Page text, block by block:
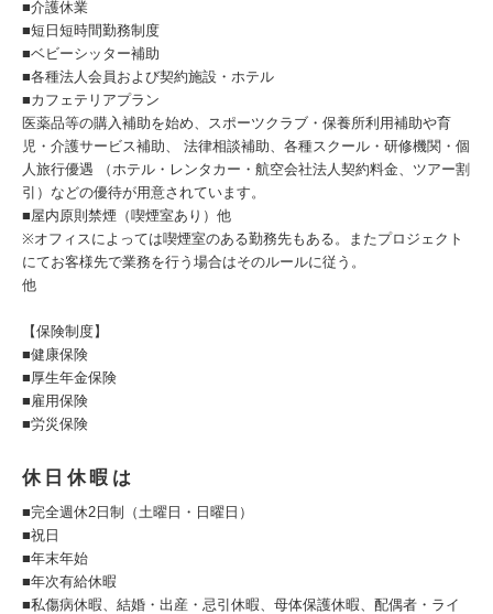
■介護休業
■短日短時間勤務制度
■ベビーシッター補助
■各種法人会員および契約施設・ホテル
■カフェテリアプラン
医薬品等の購入補助を始め、スポーツクラブ・保養所利用補助や育
児・介護サービス補助、 法律相談補助、各種スクール・研修機関・個
人旅行優遇 （ホテル・レンタカー・航空会社法人契約料金、ツアー割
引）などの優待が用意されています。
■屋内原則禁煙（喫煙室あり）他
※オフィスによっては喫煙室のある勤務先もある。またプロジェクト
にてお客様先で業務を行う場合はそのルールに従う。
他
【保険制度】
■健康保険
■厚生年金保険
■雇用保険
■労災保険
休日休暇は
■完全週休2日制（土曜日・日曜日）
■祝日
■年末年始
■年次有給休暇
■私傷病休暇、結婚・出産・忌引休暇、母体保護休暇、配偶者・ライ